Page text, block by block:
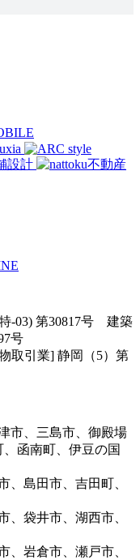
-03) 第30817号 建築
号
取引業] 静岡（5）第
市、三島市、御殿場
函南町、伊豆の国
、島田市、吉田町、
、袋井市、湖西市、
、岩倉市、瀬戸市、